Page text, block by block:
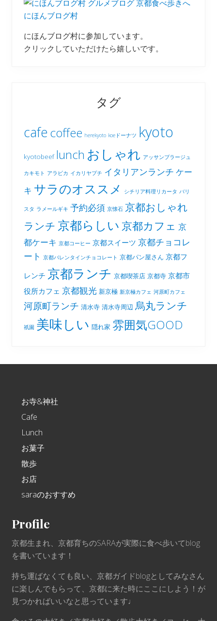
にほんブログ村
にほんブログ村に参加しています。
クリックしていただけたら嬉しいです。
タグ
cafe coffee herekyoto koeドーナツ kyoto
kyotobeef lunch おしゃれ アッサンブラージュ
カキモト アラビカ イカリヤプチ イタリアンランチ ケー
キ サラのオススメ シチリア料理リカータ バリ
スタ ラメールギキ 予約必須 京懐石 京都おしゃれ
ランチ 京都らしい 京都カフェ 京
都ケーキ 京都コーヒー 京都スイーツ 京都チョコレ
ート 京都バレンタインチョコレート 京都パン屋さん 京都フ
レンチ 京都ランチ 京都喫茶店 京都寺 京都市
役所カフェ 京都観光 新京極 新京極カフェ 河原町カフェ
河原町ランチ 清水寺 清水寺周辺 烏丸ランチ
祇園 美味しい 隠れ家 雰囲気GOOD
お寺&神社
Cafe
Lunch
お菓子
散歩
お店
saraのおすすめ
Profile
京都生まれ、京都育ちのSARAが実際に食べ歩いてblog
を書いています！
持ち運ばなくても良い、京都ガイドblogとしてみなさん
に楽しんでもらって、京都に来た時にここにしよう！が
見つかればいいなと思っています♩